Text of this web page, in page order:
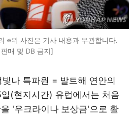
※위 사진은 기사 내용과 무관합니다.
매 및 DB 금지]
나 특파원 = 발트해 연안의
(현지시간) 유럽에서는 처음
'우크라이나 보상금'으로 활